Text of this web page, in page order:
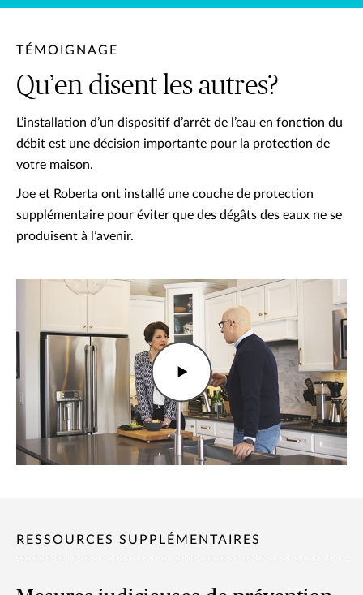
TÉMOIGNAGE
Qu’en disent les autres?
L’installation d’un dispositif d’arrêt de l’eau en fonction du
débit est une décision importante pour la protection de
votre maison.
Joe et Roberta ont installé une couche de protection
supplémentaire pour éviter que des dégâts des eaux ne se
produisent à l’avenir.
RESSOURCES SUPPLÉMENTAIRES